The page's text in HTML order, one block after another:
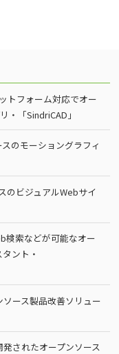
トフォーム対応でオー
・「SindriCAD」
のモーショングラフィ
のビジュアルWebサイ
検索などが可能なオー
ント・
ース製品改善ソリュー
されたオープンソース